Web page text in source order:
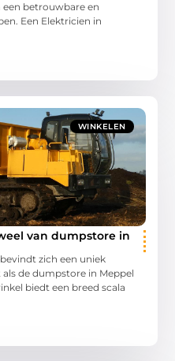
betrouwbare en
Een Elektricien in
WINKELEN
van dumpstore in
zich een uniek
de dumpstore in Meppel
biedt een breed scala